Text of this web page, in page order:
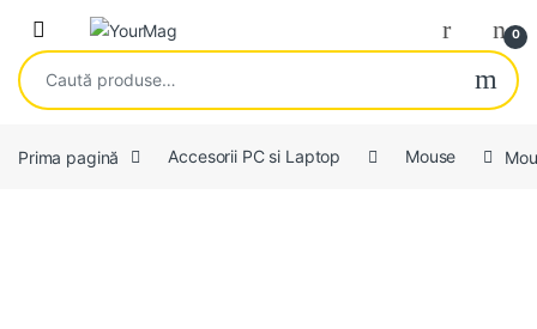
Skip to navigation
Skip to content
Open 0
Caută după:
Prima pagină Accesorii PC si Laptop Mouse